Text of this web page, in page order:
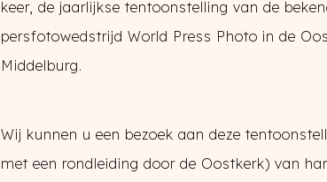
keer, de jaarlijkse tentoonstelling van de
persfotowedstrijd World Press Photo in de
Middelburg.
Wij kunnen u een bezoek aan deze
met een rondleiding door de Oostkerk) van